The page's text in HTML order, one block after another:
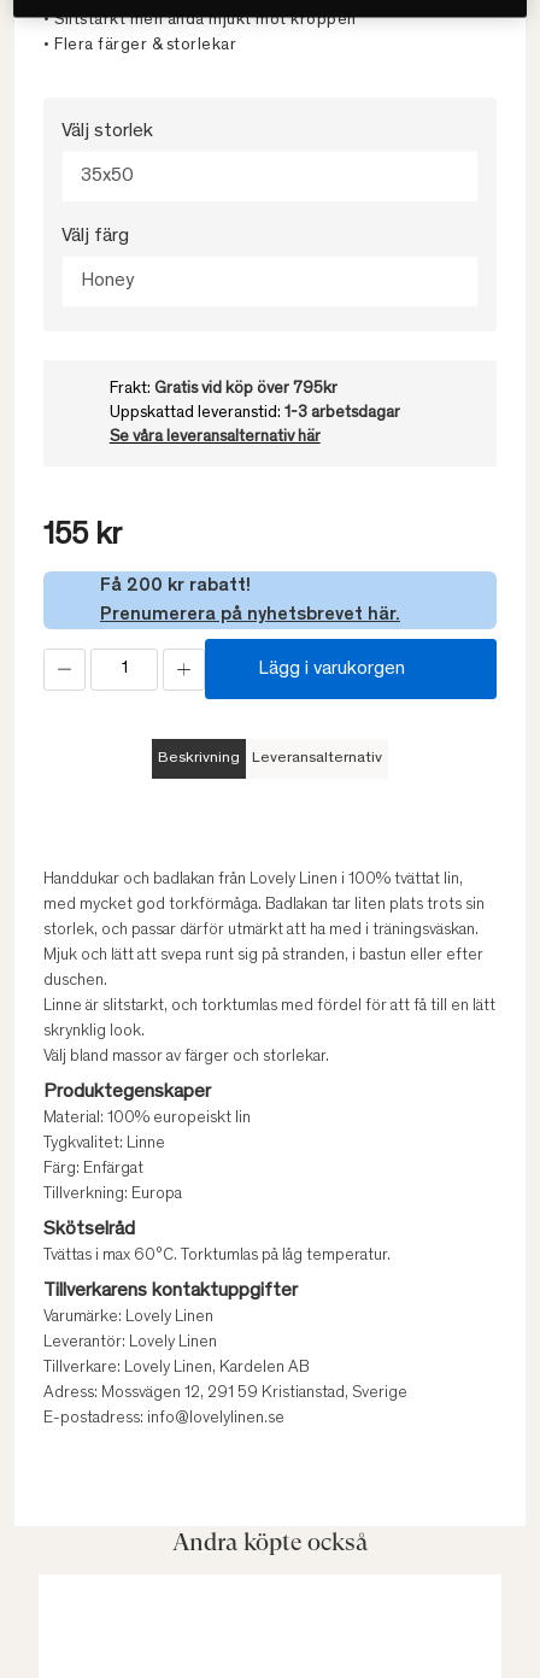
• Slitstarkt men ändå mjukt mot kroppen
• Flera färger & storlekar
Välj storlek
35x50
Välj färg
Honey
Frakt: Gratis vid köp över 795kr
Uppskattad leveranstid: 1-3 arbetsdagar
Se våra leveransalternativ här
155 kr
Få 200 kr rabatt!
Prenumerera på nyhetsbrevet här.
Lägg i varukorgen
Beskrivning Leveransalternativ
Handdukar och badlakan från Lovely Linen i 100% tvättat lin,
med mycket god torkförmåga. Badlakan tar liten plats trots sin
storlek, och passar därför utmärkt att ha med i träningsväskan.
Mjuk och lätt att svepa runt sig på stranden, i bastun eller efter
duschen.
Linne är slitstarkt, och torktumlas med fördel för att få till en lätt
skrynklig look.
Välj bland massor av färger och storlekar.
Produktegenskaper
Material: 100% europeiskt lin
Tygkvalitet: Linne
Färg: Enfärgat
Tillverkning: Europa
Skötselråd
Tvättas i max 60°C. Torktumlas på låg temperatur.
Tillverkarens kontaktuppgifter
Varumärke: Lovely Linen
Leverantör: Lovely Linen
Tillverkare: Lovely Linen, Kardelen AB
Adress: Mossvägen 12, 291 59 Kristianstad, Sverige
E-postadress: info@lovelylinen.se
Andra köpte också